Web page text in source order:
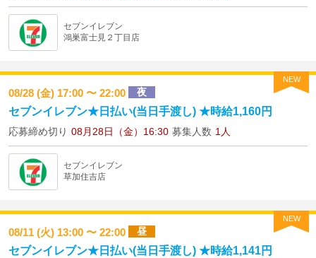
セブンイレブン
鴻巣富士見２丁目店
NEW
08/28 (金) 17:00 〜 22:00 夜
セブンイレブン★日払い(当日手渡し) ★時給1,160円
応募締め切り 08月28日（金）16:30 募集人数 1人
セブンイレブン
草加住吉店
NEW
08/11 (火) 13:00 〜 22:00 昼
セブンイレブン★日払い(当日手渡し) ★時給1,141円